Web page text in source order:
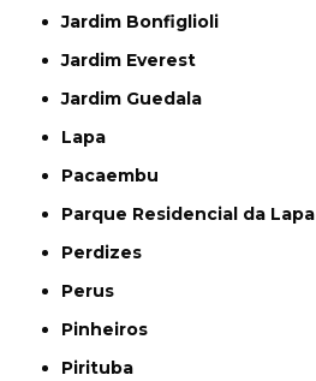
Jardim Bonfiglioli
Jardim Everest
Jardim Guedala
Lapa
Pacaembu
Parque Residencial da Lapa
Perdizes
Perus
Pinheiros
Pirituba